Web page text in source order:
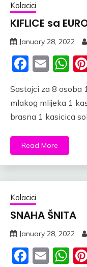
Kolacici
KIFLICE sa
January 28, 2022
Sastojci za 8 osoba
mlakog mlijeka 1
brasna 1 kasicica
Read More
Kolacici
SNAHA ŠNITA
January 28, 2022